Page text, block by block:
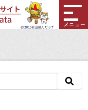
メニュー